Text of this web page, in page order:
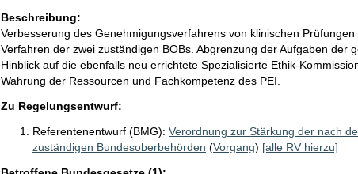
Beschreibung:
Verbesserung des Genehmigungsverfahrens von klinischen
Verfahren der zwei zuständigen BOBs. Abgrenzung der Aufgaben der
Hinblick auf die ebenfalls neu errichtete Spezialisierte Ethik-
Wahrung der Ressourcen und Fachkompetenz des PEI.
Zu Regelungsentwurf:
Referentenentwurf (BMG): Verordnung zur Stärkung der nach
zuständigen Bundesoberbehörden (Vorgang) [alle RV hierzu]